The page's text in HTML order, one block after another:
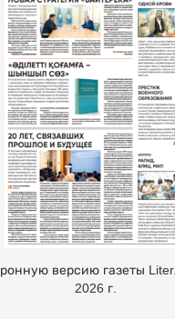
версию газеты
2026 г.